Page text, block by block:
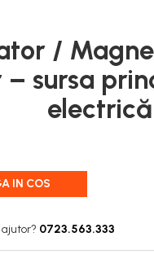
/
sursa
electrică
IN COS
0723.563.333